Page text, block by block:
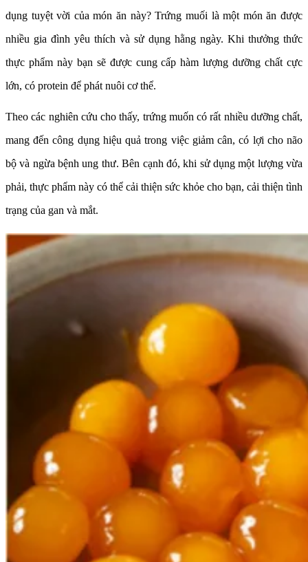
dụng tuyệt vời của món ăn này? Trứng muối là một món ăn được
nhiều gia đình yêu thích và sử dụng hằng ngày. Khi thưởng thức
thực phẩm này bạn sẽ được cung cấp hàm lượng dưỡng chất cực
lớn, có protein để phát nuôi cơ thể.
Theo các nghiên cứu cho thấy, trứng muốn có rất nhiều dưỡng chất,
mang đến công dụng hiệu quả trong việc giảm cân, có lợi cho não
bộ và ngừa bệnh ung thư. Bên cạnh đó, khi sử dụng một lượng vừa
phải, thực phẩm này có thể cải thiện sức khỏe cho bạn, cải thiện tình
trạng của gan và mắt.